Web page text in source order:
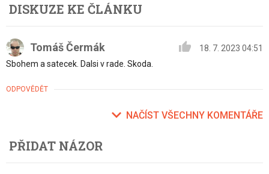
DISKUZE KE ČLÁNKU
Tomáš Čermák
18. 7. 2023 04:51
Sbohem a satecek. Dalsi v rade. Skoda.
ODPOVĚDĚT
NAČÍST VŠECHNY KOMENTÁŘE
PŘIDAT NÁZOR